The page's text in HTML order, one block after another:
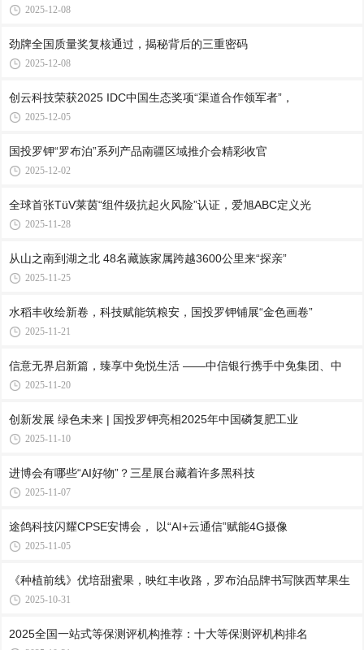
2025-12-08
劲牌全国质量奖复核通过，揭秘背后的三重密码
2025-12-08
创云科技荣获2025 IDC中国生态奖项“渠道合作领军者”，
2025-12-05
国投罗钾“罗布泊”系列产品南疆区域推介会精彩收官
2025-12-02
全球首张TüV莱茵“组件级抗起火风险”认证，爱旭ABC定义光
2025-11-28
从山之南到湖之北 48名藏族家属跨越3600公里来“探亲”
2025-11-25
水稻丰收绘新卷，科技赋能筑粮安，国投罗钾铺展“金色画卷”
2025-11-21
信意无界启新篇，臻享中免悦生活 ——中信银行携手中免集团、中
2025-11-20
创新发展 绿色未来 | 国投罗钾亮相2025年中国磷复肥工业
2025-11-10
进博会有哪些“AI好物”？三星展台藏着许多黑科技
2025-11-07
途鸽科技闪耀CPSE安博会， 以“AI+云通信”赋能4G摄像
2025-11-05
《种植前线》优培甜蜜果，映红丰收路，罗布泊品牌书写陕西苹果生
2025-10-31
2025全国一站式等保测评机构推荐：十大等保测评机构排名